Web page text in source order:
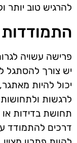
להרגיש טוב יותר
התמודדות
פרישה עשויה
יש צורך להסתגל
יכול להיות
לרגשות
תחושת בדידות או
דרכים להתמודד